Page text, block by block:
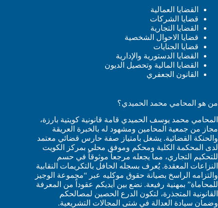
القضايا العمالية
قضايا الشركات
القضايا التجارية
قضايا الاحوال الشخصية
قضايا الجنايات
القضايا الدستورية والإدارية
القضايا المالية وتحصيل الديون
القانون الجعفري
من هو المحامي محمد الحميدي؟
المحامي محمد يوسف الحميدي قامة قانونية كويتية بارزة،
مجاز من جمعية المحامين ومشهود له بالخبرة العريقة
والحنكة القضائية. يشغل بامتياز صفة حارس قضائي معتمد
لدى المحكمة الكلية ومحكم وموفق محلي بمركز الكويت
للتحكيم التجاري، مما يجعله مرجعاً موثوقاً في حسم
النزاعات المعقدة. يُعرف بسجله الحافل بالتكريمات النقابية
والتزامه الراسخ بصيانة حقوق موكليه عبر “مجموعة الوجيز
للمحاماة” بمهنية رفيعة. نضع بين أيديكم عقوداً من المعرفة
القانونية المتجذرة، لتكون الدرع الحصين لمصالحكم
وضمان سيادة العدالة في شتى المجالات التشريعية.